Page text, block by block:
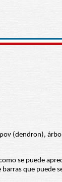
(dendron),
se puede
que puede